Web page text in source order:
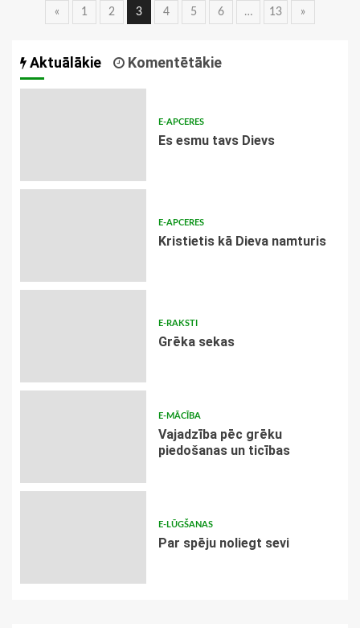
Ziņu
« 1 2 3 4 5 6 … 13 »
Aktuālākie Komentētākie
E-APCERES
Es esmu tavs Dievs
E-APCERES
Kristietis kā Dieva namturis
E-RAKSTI
Grēka sekas
E-MĀCĪBA
Vajadzība pēc grēku
piedošanas un ticības
E-LŪGŠANAS
Par spēju noliegt sevi